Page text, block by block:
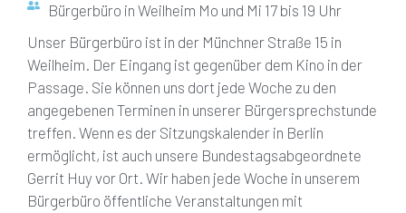
Bürgerbüro in Weilheim Mo und Mi 17 bis 19 Uhr
Unser Bürgerbüro ist in der Münchner Straße 15 in
Weilheim. Der Eingang ist gegenüber dem Kino in der
Passage. Sie können uns dort jede Woche zu den
angegebenen Terminen in unserer Bürgersprechstunde
treffen. Wenn es der Sitzungskalender in Berlin
ermöglicht, ist auch unsere Bundestagsabgeordnete
Gerrit Huy vor Ort. Wir haben jede Woche in unserem
Bürgerbüro öffentliche Veranstaltungen mit